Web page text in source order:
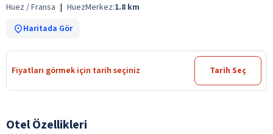
Huez / Fransa | HuezMerkez:1.8 km
Haritada Gör
Fiyatları görmek için tarih seçiniz Tarih Seç
Otel Özellikleri